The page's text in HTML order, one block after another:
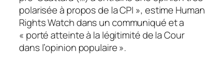
polarisée à propos de la CPI », estime Human
Rights Watch dans un communiqué et a
« porté atteinte à la légitimité de la Cour
dans l’opinion populaire ».